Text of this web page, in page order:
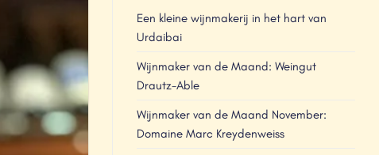
Een kleine wijnmakerij in het hart van
Urdaibai
Wijnmaker van de Maand: Weingut
Drautz-Able
Wijnmaker van de Maand November:
Domaine Marc Kreydenweiss